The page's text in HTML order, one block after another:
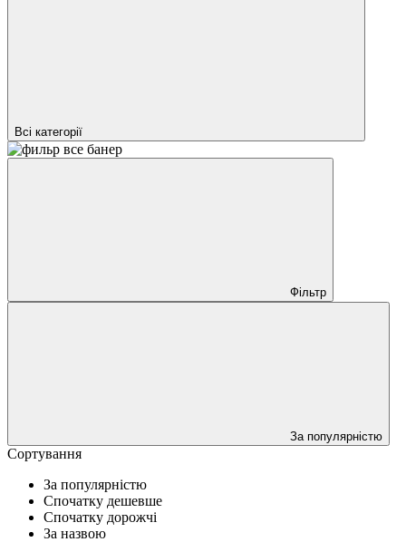
Всі категорії
Фільтр
За популярністю
Сортування
За популярністю
Спочатку дешевше
Спочатку дорожчі
За назвою